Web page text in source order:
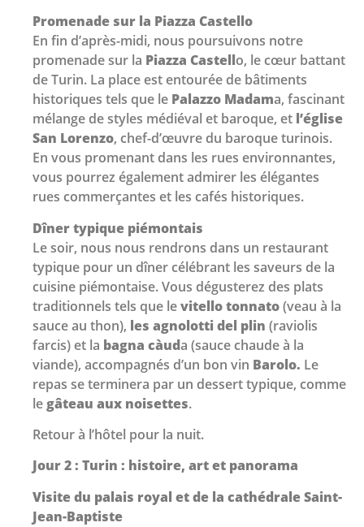
Promenade sur la Piazza Castello
En fin d’après-midi, nous poursuivons notre
promenade sur la Piazza Castello, le cœur battant
de Turin. La place est entourée de bâtiments
historiques tels que le Palazzo Madama, fascinant
mélange de styles médiéval et baroque, et l’église
San Lorenzo, chef-d’œuvre du baroque turinois.
En vous promenant dans les rues environnantes,
vous pourrez également admirer les élégantes
rues commerçantes et les cafés historiques.
Dîner typique piémontais
Le soir, nous nous rendrons dans un restaurant
typique pour un dîner célébrant les saveurs de la
cuisine piémontaise. Vous dégusterez des plats
traditionnels tels que levitello tonnato(veau à la
sauce au thon), les agnolotti del plin (raviolis
farcis) et la bagna càuda (sauce chaude à la
viande), accompagnés d’un bon vin Barolo. Le
repas se terminera par un dessert typique, comme
le gâteau aux noisettes.
Retour à l’hôtel pour la nuit.
Jour 2 : Turin : histoire, art et panorama
Visite du palais royal et de la cathédrale Saint-
Jean-Baptiste